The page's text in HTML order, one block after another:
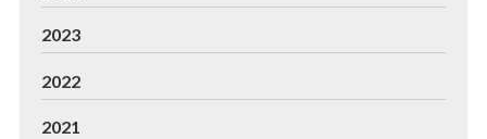
2023
2022
2021